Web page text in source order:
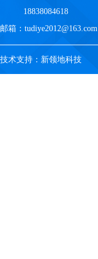
18838084618
邮箱：tudiye2012@163.com
技术支持：新领地科技